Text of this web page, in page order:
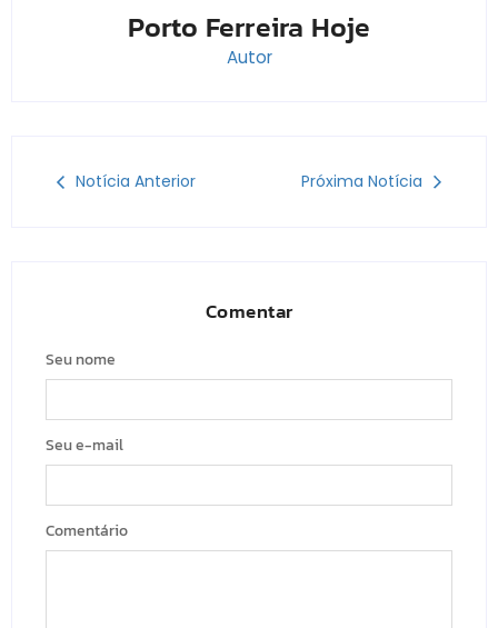
Porto Ferreira Hoje
Autor
Notícia Anterior Próxima Notícia
Comentar
Seu nome
Seu e-mail
Comentário